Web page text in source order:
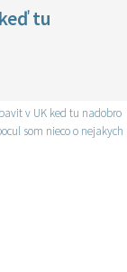
tu
v UK ked tu nadobro
som nieco o nejakych